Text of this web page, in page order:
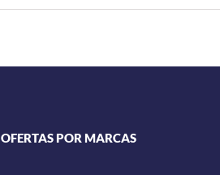
OFERTAS POR MARCAS